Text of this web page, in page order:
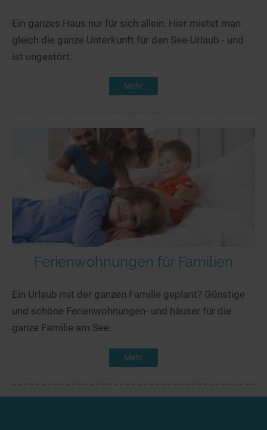
Ein ganzes Haus nur für sich allein. Hier mietet man
gleich die ganze Unterkunft für den See-Urlaub - und
ist ungestört.
Mehr
Ferienwohnungen für Familien
Ein Urlaub mit der ganzen Familie geplant? Günstige
und schöne Ferienwohnungen- und häuser für die
ganze Familie am See.
Mehr